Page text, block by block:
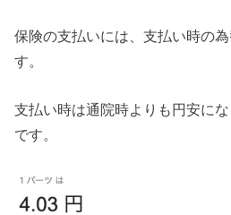
保険の支払いには、支払い時の
す。
支払い時は通院時よりも円安に
です。